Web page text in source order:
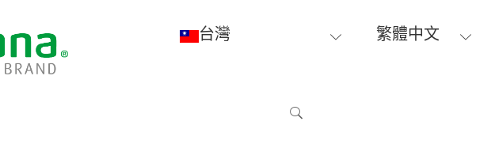
台灣 繁體中文